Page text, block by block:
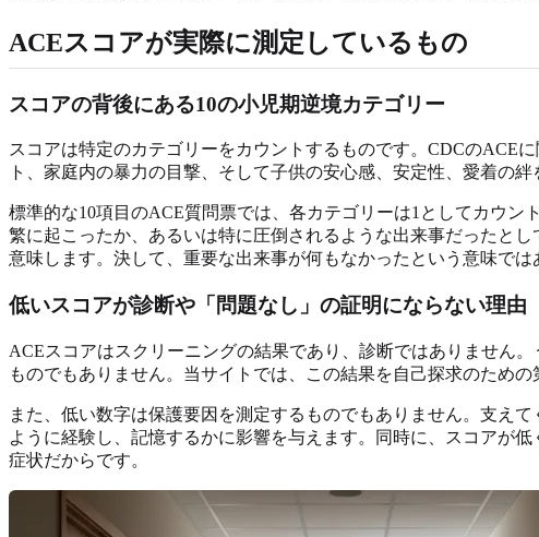
ACEスコアが実際に測定しているもの
スコアの背後にある10の小児期逆境カテゴリー
スコアは特定のカテゴリーをカウントするものです。CDCのACE
ト、家庭内の暴力の目撃、そして子供の安心感、安定性、愛着の
標準的な10項目のACE質問票では、各カテゴリーは1としてカウ
繁に起こったか、あるいは特に圧倒されるような出来事だったと
意味します。決して、重要な出来事が何もなかったという意味では
低いスコアが診断や「問題なし」の証明にならない理由
ACEスコアはスクリーニングの結果であり、診断ではありません
ものでもありません。当サイトでは、この結果を自己探求のため
また、低い数字は保護要因を測定するものでもありません。支え
ように経験し、記憶するかに影響を与えます。同時に、スコアが
症状だからです。